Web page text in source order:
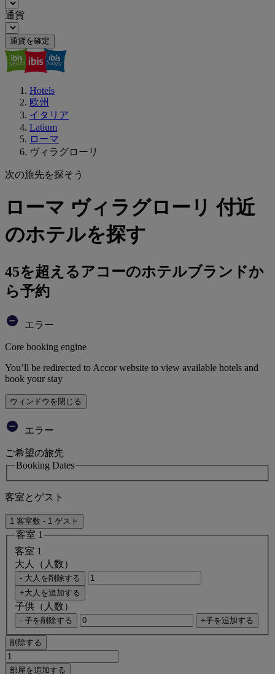
通貨
通貨を確定
Hotels
欧州
イタリア
Latium
ローマ
ヴィラグローリ
次の旅先を探そう
ローマ ヴィラグローリ 付近
のホテルを探す
45を超えるアコーのホテルブランドか
ら予約
エラー
Core booking engine
You’ll be redirected to Accor website to view available hotels and
book your stay
ウィンドウを閉じる
エラー
ご希望の旅先
Booking Dates
客室とゲスト
1 客室数 - 1 ゲスト
客室 1
客室 1
大人（人数）
- 大人を削除する
+大人を追加する
子供（人数）
- 子を削除する +子を追加する
削除する
部屋を追加する